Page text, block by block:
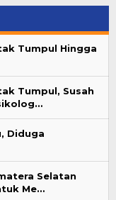
Tumpul Hingga
Tumpul, Susah
Diduga
Selatan
Me…